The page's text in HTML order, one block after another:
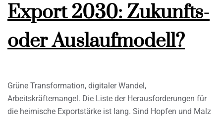
Export 2030: Zukunfts-
oder Auslaufmodell?
Grüne Transformation, digitaler Wandel,
Arbeitskräftemangel. Die Liste der Herausforderungen für
die heimische Exportstärke ist lang. Sind Hopfen und Malz